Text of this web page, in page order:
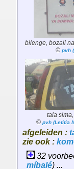
bilenge, bozali
© pvh
tala
© pvh (Letitia
afgeleiden :
zie ook :
32
míbalé) ...